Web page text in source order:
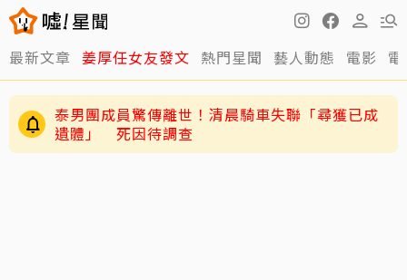
最新文章 姜厚任女友發文 熱門星聞 藝人動態 電影
泰男團成員驚傳離世！清晨騎車失聯「尋獲已成
遺體」 死因待調查